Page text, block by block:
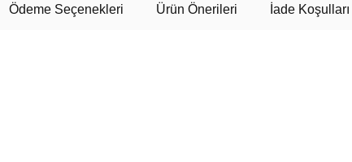
Ödeme Seçenekleri Ürün Önerileri İade Koşulları